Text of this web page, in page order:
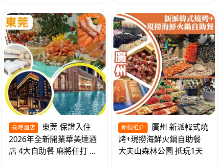
豪嘆酒店
2026年全新開業華美達酒
店 4大自助餐 麻將任打 抵
新線推介
烤+現撈海鮮火鍋自助餐
大夫山森林公園 抵玩1天